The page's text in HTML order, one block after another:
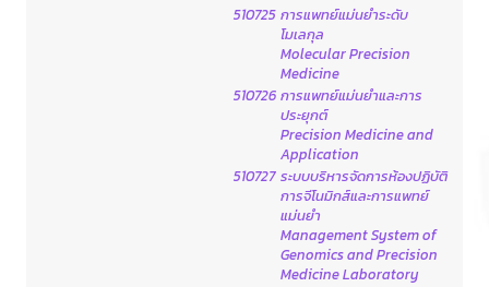
510725 การแพทย์แม่นยำระดับ
โมเลกุล
Molecular Precision
Medicine
510726 การแพทย์แม่นยำและการ
ประยุกต์
Precision Medicine and
Application
510727 ระบบบริหารจัดการห้องปฏิบัติ
การจีโนมิกส์และการแพทย์
แม่นยำ
Management System of
Genomics and Precision
Medicine Laboratory